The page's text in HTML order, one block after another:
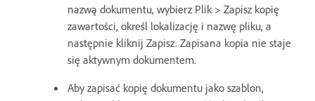
nazwą dokumentu, wybierz Plik > Zapisz kopię
zawartości, określ lokalizację i nazwę pliku, a
następnie kliknij Zapisz. Zapisana kopia nie staje
się aktywnym dokumentem.
Aby zapisać kopię dokumentu jako szablon,